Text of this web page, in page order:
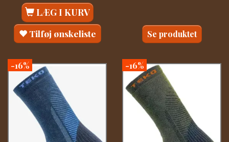
LÆG I KURV
Tilføj ønskeliste Se produktet
-16% -16%